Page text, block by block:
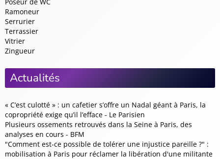
Ramoneur
Serrurier
Terrassier
Vitrier
Zingueur
Actualités
« C’est culotté » : un cafetier s’offre un Nadal géant à Paris, la
copropriété exige qu’il l’efface - Le Parisien
Plusieurs ossements retrouvés dans la Seine à Paris, des
analyses en cours - BFM
"Comment est-ce possible de tolérer une injustice pareille ?" :
mobilisation à Paris pour réclamer la libération d'une militante